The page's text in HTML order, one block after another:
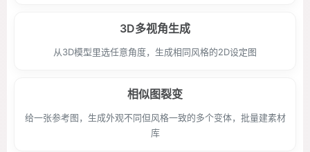
3D多视角生成
从3D模型里选任意角度，生成相同风格的2D设定图
相似图裂变
给一张参考图，生成外观不同但风格一致的多个变体，批量建素材
库